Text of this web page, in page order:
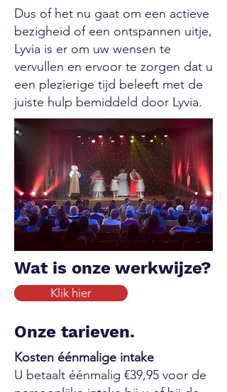
Dus of het nu gaat om een actieve
bezigheid of een ontspannen uitje,
Lyvia is er om uw wensen te
vervullen en ervoor te zorgen dat u
een plezierige tijd beleeft met de
juiste hulp bemiddeld door Lyvia.
Wat is onze werkwijze?
Klik hier
Onze tarieven.
Kosten éénmalige intake
U betaalt éénmalig €39,95 voor de